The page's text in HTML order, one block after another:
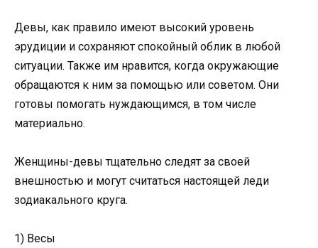
Девы, как правило имеют высокий уровень
эрудиции и сохраняют спокойный облик в любой
ситуации. Также им нравится, когда окружающие
обращаются к ним за помощью или советом. Они
готовы помогать нуждающимся, в том числе
материально.
Женщины-девы тщательно следят за своей
внешностью и могут считаться настоящей леди
зодиакального круга.
1) Весы